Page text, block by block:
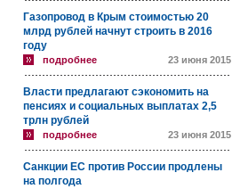
Газопровод в Крым стоимостью 20
млрд рублей начнут строить в 2016
году
подробнее 23 июня 2015
Власти предлагают сэкономить на
пенсиях и социальных выплатах 2,5
трлн рублей
подробнее 23 июня 2015
Санкции ЕС против России продлены
на полгода